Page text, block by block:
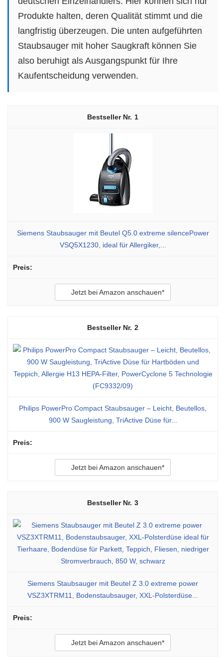
Produkte halten, deren Qualität stimmt und die
langfristig überzeugen. Die unten aufgeführten
Staubsauger mit hoher Saugkraft können Sie
also beruhigt als Ausgangspunkt für Ihre
Kaufentscheidung verwenden.
1
Siemens Staubsauger mit Beutel Q5.0 extreme silencePower
VSQ5X1230, ideal für Allergiker,...
Jetzt bei Amazon anschauen*
2
Philips PowerPro Compact Staubsauger – Leicht, Beutellos,
900 W Saugleistung, TriActive Düse für...
Jetzt bei Amazon anschauen*
3
Siemens Staubsauger mit Beutel Z 3.0 extreme power
VSZ3XTRM11, Bodenstaubsauger, XXL-Polsterdüse...
Jetzt bei Amazon anschauen*